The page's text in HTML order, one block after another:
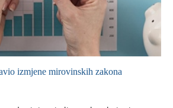
izmjene mirovinskih zakona